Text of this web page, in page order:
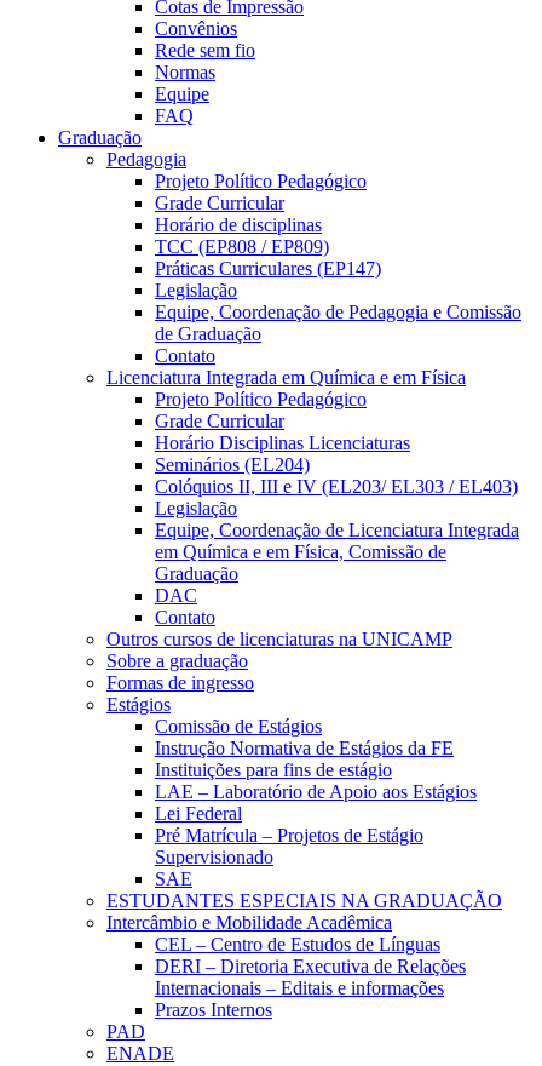
Cotas de Impressão
Convênios
Rede sem fio
Normas
Equipe
FAQ
Graduação
Pedagogia
Projeto Político Pedagógico
Grade Curricular
Horário de disciplinas
TCC (EP808 / EP809)
Práticas Curriculares (EP147)
Legislação
Equipe, Coordenação de Pedagogia e Comissão
de Graduação
Contato
Licenciatura Integrada em Química e em Física
Projeto Político Pedagógico
Grade Curricular
Horário Disciplinas Licenciaturas
Seminários (EL204)
Colóquios II, III e IV (EL203/ EL303 / EL403)
Legislação
Equipe, Coordenação de Licenciatura Integrada
em Química e em Física, Comissão de
Graduação
DAC
Contato
Outros cursos de licenciaturas na UNICAMP
Sobre a graduação
Formas de ingresso
Estágios
Comissão de Estágios
Instrução Normativa de Estágios da FE
Instituições para fins de estágio
LAE – Laboratório de Apoio aos Estágios
Lei Federal
Pré Matrícula – Projetos de Estágio
Supervisionado
SAE
ESTUDANTES ESPECIAIS NA GRADUAÇÃO
Intercâmbio e Mobilidade Acadêmica
CEL – Centro de Estudos de Línguas
DERI – Diretoria Executiva de Relações
Internacionais – Editais e informações
Prazos Internos
PAD
ENADE